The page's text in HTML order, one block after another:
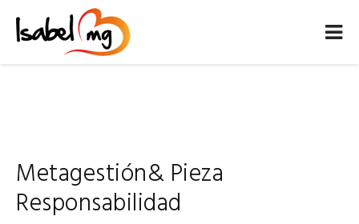
Metagestión& Pieza
Responsabilidad